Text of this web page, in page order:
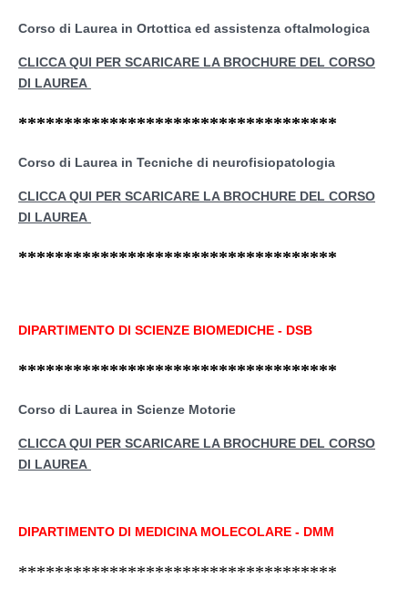
Corso di Laurea in Ortottica ed assistenza oftalmologica
CLICCA QUI PER SCARICARE LA BROCHURE DEL CORSO
DI LAUREA
***********************************
Corso di Laurea in Tecniche di neurofisiopatologia
CLICCA QUI PER SCARICARE LA BROCHURE DEL CORSO
DI LAUREA
***********************************
DIPARTIMENTO DI SCIENZE BIOMEDICHE - DSB
***********************************
Corso di Laurea in Scienze Motorie
CLICCA QUI PER SCARICARE LA BROCHURE DEL CORSO
DI LAUREA
DIPARTIMENTO DI MEDICINA MOLECOLARE - DMM
***********************************